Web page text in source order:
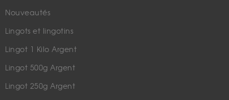
Nouveautés
Lingots et lingotins
Lingot 1 Kilo Argent
Lingot 500g Argent
Lingot 250g Argent